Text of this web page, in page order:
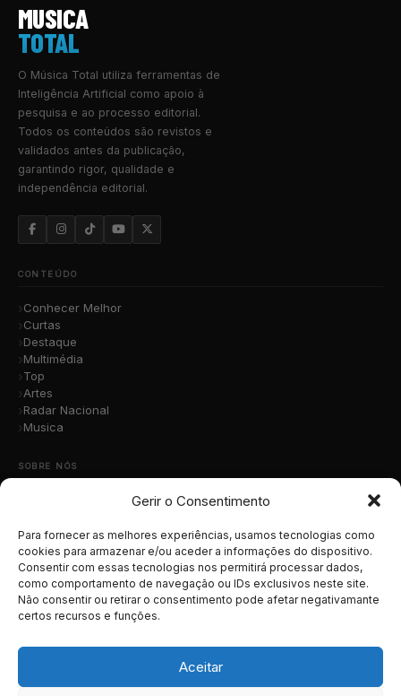
Gerir o Consentimento
Para fornecer as melhores experiências, usamos tecnologias como
cookies para armazenar e/ou aceder a informações do dispositivo.
Consentir com essas tecnologias nos permitirá processar dados,
como comportamento de navegação ou IDs exclusivos neste site.
Não consentir ou retirar o consentimento pode afetar negativamante
certos recursos e funções.
Aceitar
MUSICA
TOTAL
O Música Total utiliza ferramentas de
Inteligência Artificial como apoio à
pesquisa e ao processo editorial.
Todos os conteúdos são revistos e
validados antes da publicação,
garantindo rigor, qualidade e
independência editorial.
CONTEÚDO
Conhecer Melhor
Curtas
Destaque
Multimédia
Top
Artes
Radar Nacional
Musica
SOBRE NÓS
Contacto
Submete a Tua Música
Publicidade
Apoiar o Projeto
Política de Privacidade